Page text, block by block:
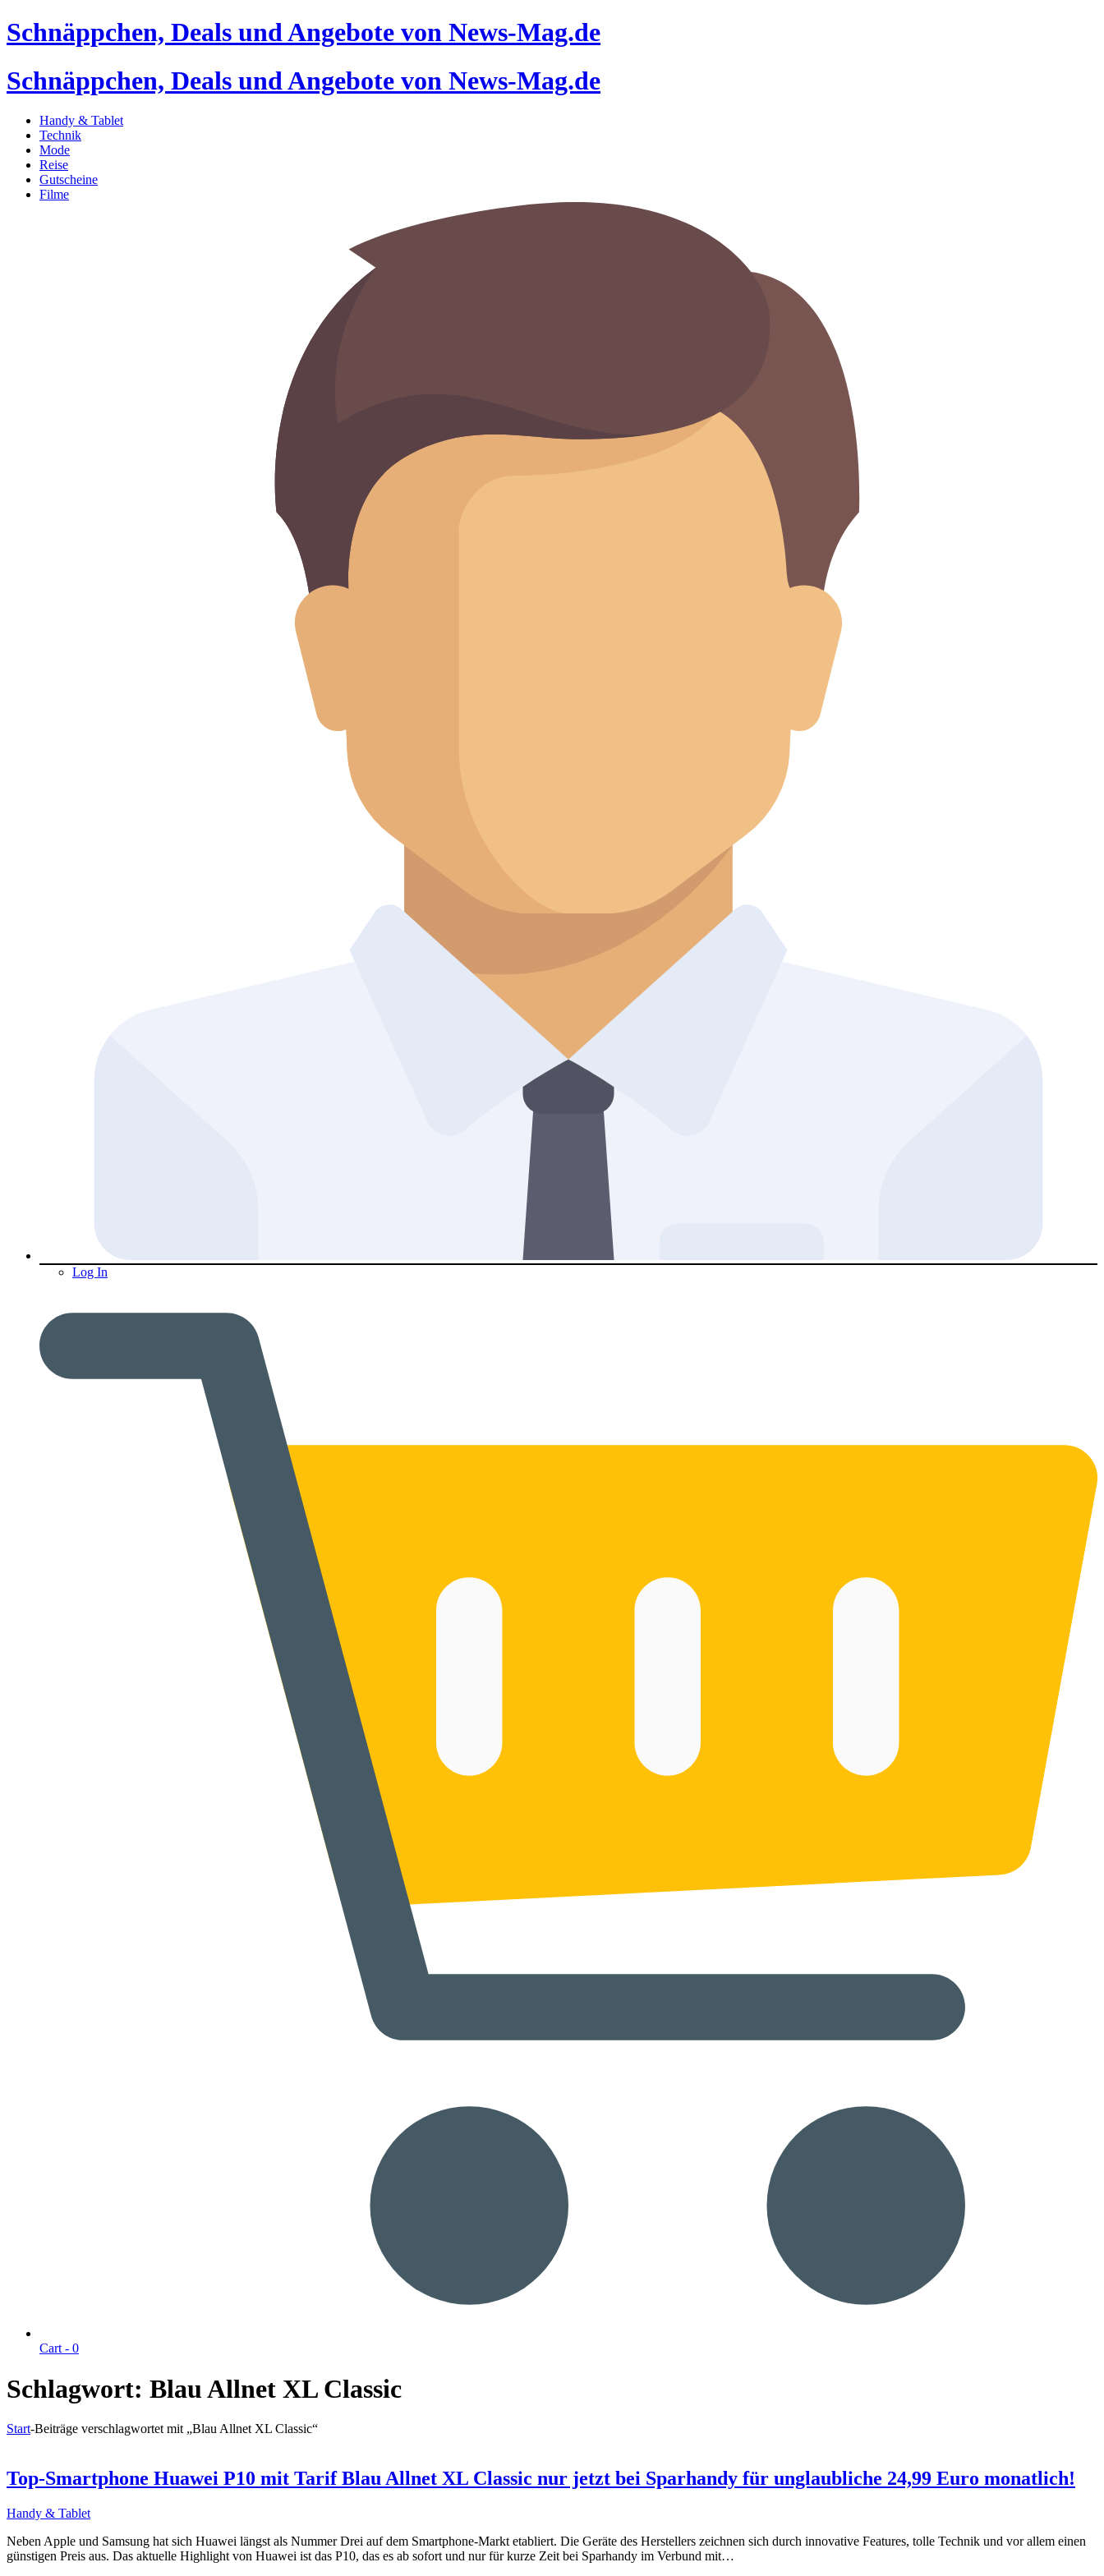
Schnäppchen, Deals und Angebote von News-Mag.de
Schnäppchen, Deals und Angebote von News-Mag.de
Handy & Tablet
Technik
Mode
Reise
Gutscheine
Filme
Log In
Cart - 0
Schlagwort: Blau Allnet XL Classic
Start-Beiträge verschlagwortet mit „Blau Allnet XL Classic“
Top-Smartphone Huawei P10 mit Tarif Blau Allnet XL Classic nur jetzt bei Sparhandy für unglaubliche 24,99 Euro monatlich!
Handy & Tablet
Neben Apple und Samsung hat sich Huawei längst als Nummer Drei auf dem Smartphone-Markt etabliert. Die Geräte des Herstellers zeichnen sich durch innovative Features, tolle Technik und vor allem einen
günstigen Preis aus. Das aktuelle Highlight von Huawei ist das P10, das es ab sofort und nur für kurze Zeit bei Sparhandy im Verbund mit…